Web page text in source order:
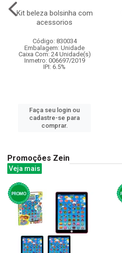
Kit beleza bolsinha com
acessorios
Código: 830034
Embalagem: Unidade
Caixa Com: 24 Unidade(s)
Inmetro: 006697/2019
IPI: 6.5%
Faça seu login ou
cadastre-se para
comprar.
Promoções Zein
Veja mais